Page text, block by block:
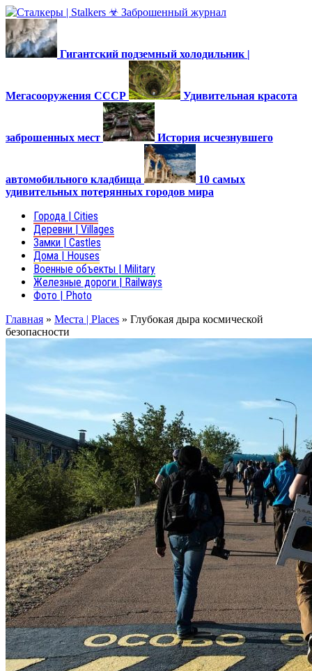
Гигантский подземный холодильник |
Мегасооружения СССР Удивительная красота
заброшенных мест История исчезнувшего
автомобильного кладбища
10 самых
удивительных потерянных городов мира
Города | Cities
Деревни | Villages
Замки | Castles
Дома | Houses
Военные объекты | Military
Железные дороги | Railways
Фото | Photo
Главная » Места | Places » Глубокая дыра космической
безопасности